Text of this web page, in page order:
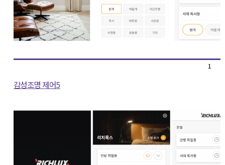
1
감성조명 제어5